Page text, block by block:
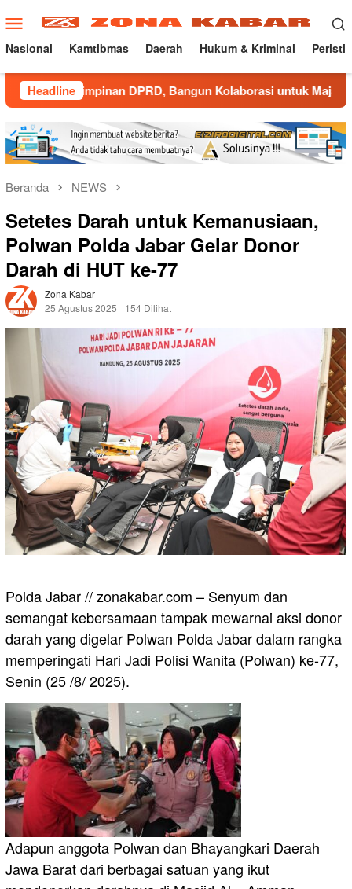
ke
konten
Menu
Mobile
Nasional Kamtibmas Daerah Hukum & Kriminal
Headline
DPRD, Bangun Kolaborasi untuk Majalengka Kondusif
Beranda NEWS
Setetes Darah untuk Kemanusiaan,
Polwan Polda Jabar Gelar Donor
Darah di HUT ke-77
Zona Kabar
25 Agustus 2025
154 Dilihat
Polda Jabar // zonakabar.com – Senyum dan
semangat kebersamaan tampak mewarnai aksi donor
darah yang digelar Polwan Polda Jabar dalam rangka
memperingati Hari Jadi Polisi Wanita (Polwan) ke-77,
Senin (25 /8/ 2025).
Adapun anggota Polwan dan Bhayangkari Daerah
Jawa Barat dari berbagai satuan yang ikut